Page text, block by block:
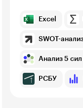
Excel
SWOT-
Анализ 5
РСБУ